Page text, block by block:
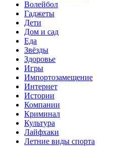
Волейбол
Гаджеты
Дети
Дом и сад
Еда
Звёзды
Здоровье
Игры
Импортозамещение
Интернет
Истории
Компании
Криминал
Культура
Лайфхаки
Летние виды спорта